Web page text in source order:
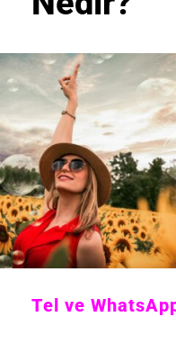
Tel ve